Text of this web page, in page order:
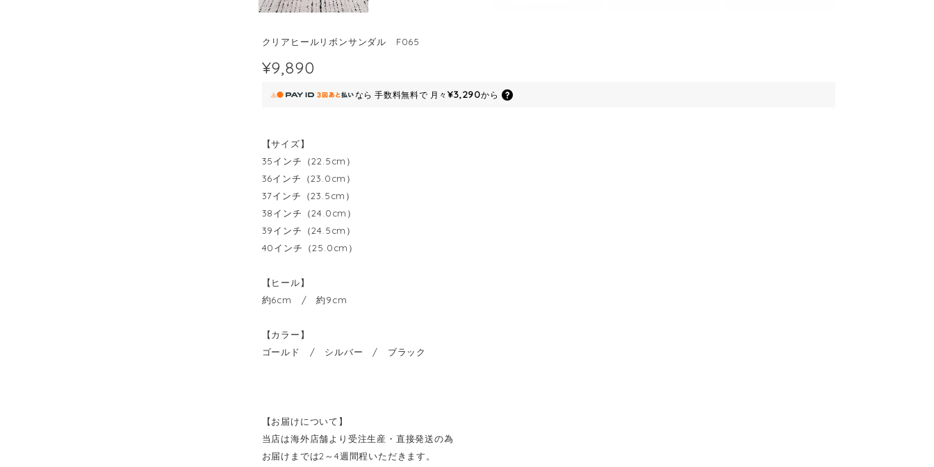
クリアヒールリボンサンダル F065
¥9,890
なら 手数料無料で 月々¥3,290から
【サイズ】
35インチ（22.5cm）
36インチ（23.0cm）
37インチ（23.5cm）
38インチ（24.0cm）
39インチ（24.5cm）
40インチ（25.0cm）
【ヒール】
約6cm / 約9cm
【カラー】
ゴールド / シルバー / ブラック
【お届けについて】
当店は海外店舗より受注生産・直接発送の為
お届けまでは2～4週間程いただきます。